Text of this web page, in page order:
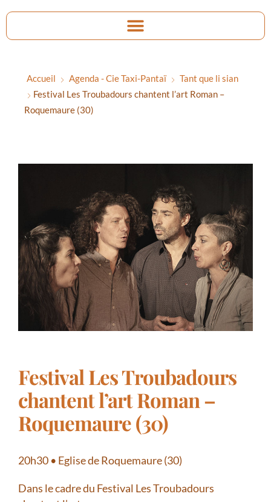
Accueil Agenda - Cie Taxi-Pantaï
Tant que li sian
Festival Les Troubadours chantent l’art Roman –
Roquemaure (30)
Festival Les Troubadours
chantent l’art Roman –
Roquemaure (30)
20h30 • Eglise de Roquemaure (30)
Dans le cadre du Festival Les Troubadours